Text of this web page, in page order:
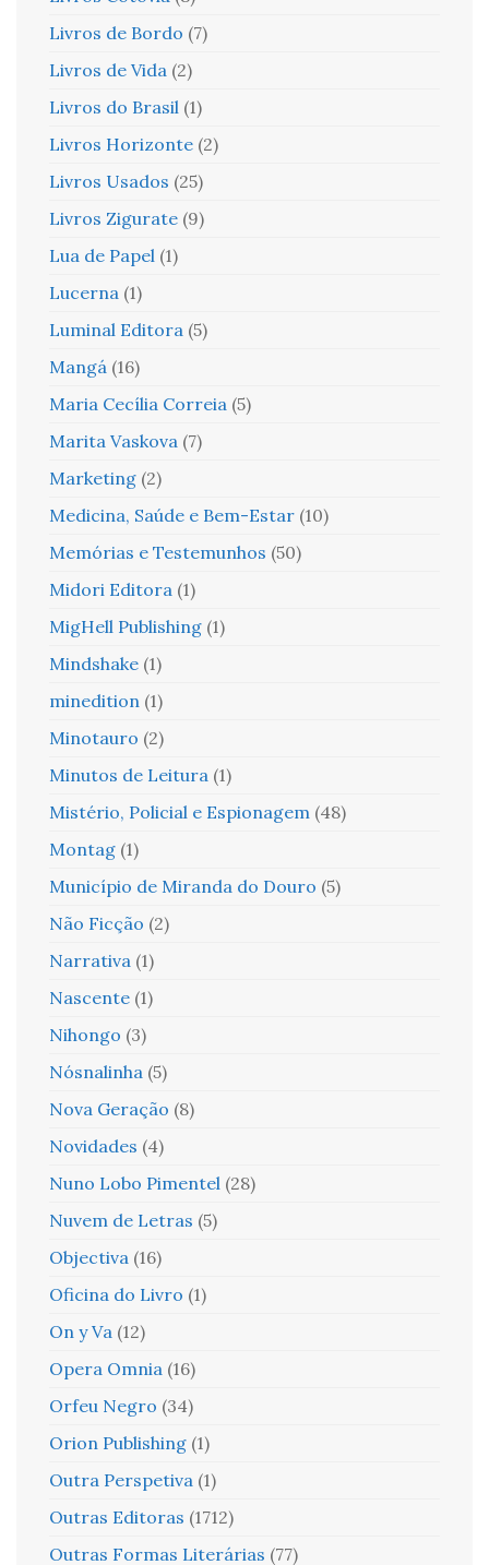
Livros de Bordo (7)
Livros de Vida (2)
Livros do Brasil (1)
Livros Horizonte (2)
Livros Usados (25)
Livros Zigurate (9)
Lua de Papel (1)
Lucerna (1)
Luminal Editora (5)
Mangá (16)
Maria Cecília Correia (5)
Marita Vaskova (7)
Marketing (2)
Medicina, Saúde e Bem-Estar (10)
Memórias e Testemunhos (50)
Midori Editora (1)
MigHell Publishing (1)
Mindshake (1)
minedition (1)
Minotauro (2)
Minutos de Leitura (1)
Mistério, Policial e Espionagem (48)
Montag (1)
Município de Miranda do Douro (5)
Não Ficção (2)
Narrativa (1)
Nascente (1)
Nihongo (3)
Nósnalinha (5)
Nova Geração (8)
Novidades (4)
Nuno Lobo Pimentel (28)
Nuvem de Letras (5)
Objectiva (16)
Oficina do Livro (1)
On y Va (12)
Opera Omnia (16)
Orfeu Negro (34)
Orion Publishing (1)
Outra Perspetiva (1)
Outras Editoras (1712)
Outras Formas Literárias (77)